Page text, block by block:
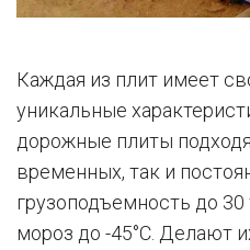
Каждая из плит имеет
уникальные
дорожные плиты
временных, так и
грузоподъемность до
мороз до -45°C. Делают